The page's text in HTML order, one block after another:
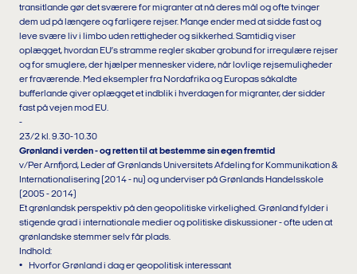
transitlande gør det sværere for migranter at nå deres mål og ofte tvinger
dem ud på længere og farligere rejser. Mange ender med at sidde fast og
leve svære liv i limbo uden rettigheder og sikkerhed. Samtidig viser
oplægget, hvordan EU’s stramme regler skaber grobund for irregulære rejser
og for smuglere, der hjælper mennesker videre, når lovlige rejsemuligheder
er fraværende. Med eksempler fra Nordafrika og Europas såkaldte
bufferlande giver oplægget et indblik i hverdagen for migranter, der sidder
fast på vejen mod EU.
-
23/2 kl. 9.30-10.30
Grønland i verden - og retten til at bestemme sin egen fremtid
v/Per Arnfjord, Leder af Grønlands Universitets Afdeling for Kommunikation &
Internationalisering (2014 - nu) og underviser på Grønlands Handelsskole
(2005 - 2014)
Et grønlandsk perspektiv på den geopolitiske virkelighed. Grønland fylder i
stigende grad i internationale medier og politiske diskussioner - ofte uden at
grønlandske stemmer selv får plads.
Indhold:
• Hvorfor Grønland i dag er geopolitisk interessant